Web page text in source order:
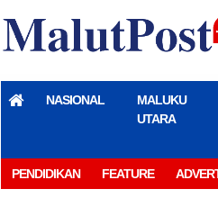
NASIONAL
MALUKU
UTARA
PENDIDIKAN FEATURE